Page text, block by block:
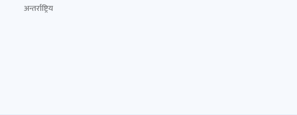
अन्तर्राष्ट्रिय